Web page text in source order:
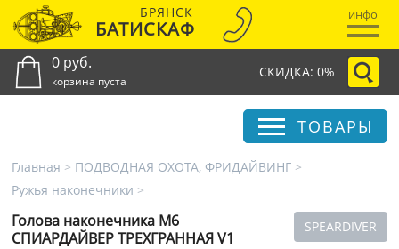
БРЯНСК
БАТИСКАФ
инфо
0 руб.
корзина пуста
СКИДКА: 0%
ТОВАРЫ
Главная > ПОДВОДНАЯ ОХОТА, ФРИДАЙВИНГ >
Ружья наконечники >
SPEARDIVER
Голова наконечника М6
СПИАРДАЙВЕР ТРЕХГРАННАЯ V1